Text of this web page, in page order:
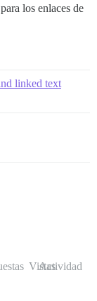
los enlaces de
linked text
Vistas
Actividad